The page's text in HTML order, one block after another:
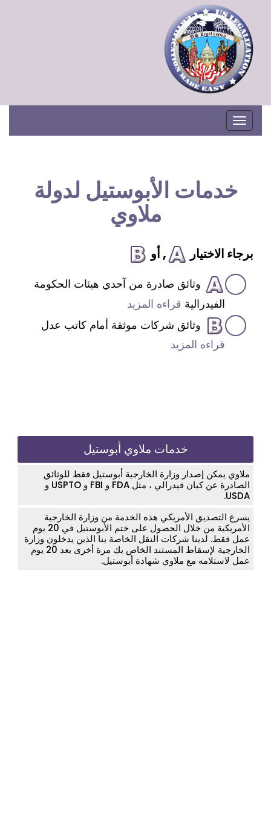
Toggle navigation
خدمات الأبوستيل لدولة
ملاوي
برجاء الاختيار , أو
وثائق صادرة من آحدي هيئات الحكومة
الفيدرالية قراءه المزيد
وثائق شركات موثقة أمام كاتب عدل
قراءه المزيد
خدمات ملاوي أبوستيل
ملاوي يمكن إصدار وزارة الخارجية أبوستيل فقط للوثائق
الصادرة عن كيان فيدرالي ، مثل FDA و FBI و USPTO و
USDA.
يسرع التصديق الأمريكي هذه الخدمة من وزارة الخارجية
الأمريكية من خلال الحصول على ختم الأبوستيل في 20 يوم
عمل فقط. لدينا شركات النقل الخاصة بنا الذين يدخلون وزارة
الخارجية لإسقاط المستند الخاص بك مرة أخرى بعد 20 يوم
عمل لاستلامه مع ملاوي شهادة أبوستيل.